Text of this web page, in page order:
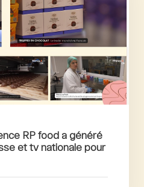
RP food a généré
et tv nationale pour